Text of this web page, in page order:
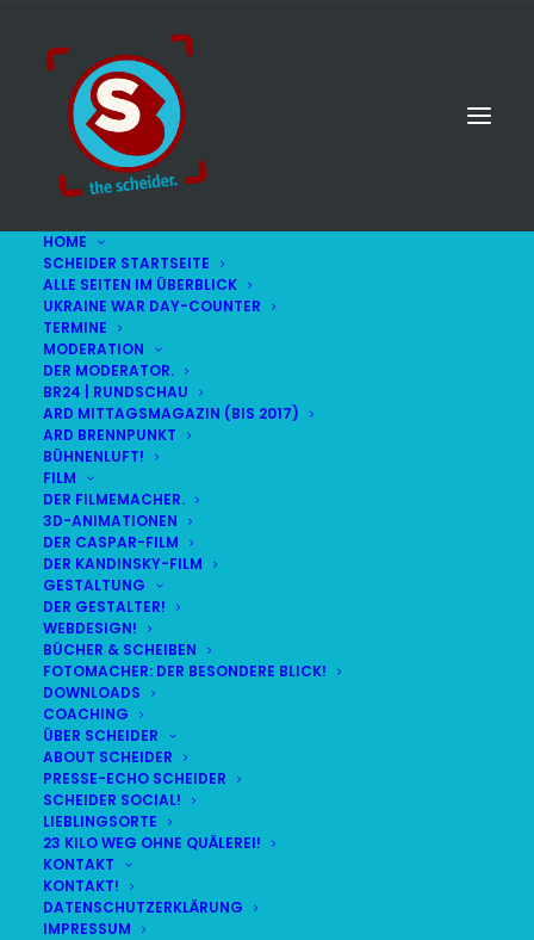
HOME
SCHEIDER STARTSEITE
ALLE SEITEN IM ÜBERBLICK
UKRAINE WAR DAY-COUNTER
TERMINE
MODERATION
DER MODERATOR.
BR24 | RUNDSCHAU
ARD MITTAGSMAGAZIN (BIS 2017)
ARD BRENNPUNKT
BÜHNENLUFT!
FILM
DER FILMEMACHER.
3D-ANIMATIONEN
DER CASPAR-FILM
DER KANDINSKY-FILM
GESTALTUNG
DER GESTALTER!
WEBDESIGN!
BÜCHER & SCHEIBEN
FOTOMACHER: DER BESONDERE BLICK!
DOWNLOADS
COACHING
ÜBER SCHEIDER
ABOUT SCHEIDER
PRESSE-ECHO SCHEIDER
SCHEIDER SOCIAL!
LIEBLINGSORTE
23 KILO WEG OHNE QUÄLEREI!
KONTAKT
KONTAKT!
DATENSCHUTZERKLÄRUNG
IMPRESSUM
© STEFAN SCHEIDER
LIVE(alle Termine
DEMNÄCHST:
FR
07
AUG
BR24 | 18.30 UHR
BR MÜNCHEN FREIMANN
HAUPTMENÜ